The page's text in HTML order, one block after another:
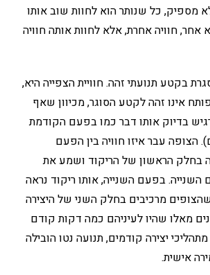
מספיק, כל שנותר הוא לחוות שוב אותו
חוויה אחרת, אלא לחוות אותה חוויה
בקטע תנועתי זהה. חוויית הצפייה היא,
אינו זהה לקטע הסוגר, מכיוון שאף
בדיוק אותו דבר כמו בפעם הקודמת
הצופה עבר איזו חוויה בין הפעם
בחלק הראשון של הריקוד ושמע את
בפעם השנייה, אותו ריקוד נראה
מרכיבים בחלק השני של היצירה
מאלו שהיו לעיניהם כמה דקות קודם
יצירה קודמים, תנועה נטו הובילה
אישית.